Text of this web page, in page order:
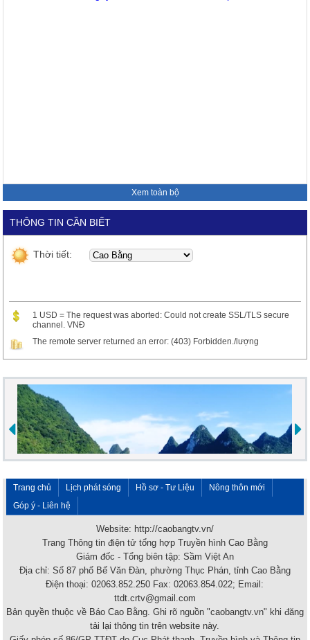
Xem toàn bộ
THÔNG TIN CẦN BIẾT
Thời tiết:
1 USD = The request was aborted: Could not create SSL/TLS secure
channel. VNĐ
The remote server returned an error: (403) Forbidden./lượng
Trang chủ Lịch phát sóng Hồ sơ - Tư Liệu
Nông thôn mới
Góp ý - Liên hệ
Website: http://caobangtv.vn/
Trang Thông tin điện tử tổng hợp Truyền hình Cao Bằng
Giám đốc - Tổng biên tập: Sầm Việt An
Địa chỉ: Số 87 phố Bế Văn Đàn, phường Thục Phán, tỉnh Cao Bằng
Điện thoại: 02063.852.250 Fax: 02063.854.022; Email:
ttdt.crtv@gmail.com
Bản quyền thuộc về Báo Cao Bằng. Ghi rõ nguồn "caobangtv.vn" khi đăng
tải lại thông tin trên website này.